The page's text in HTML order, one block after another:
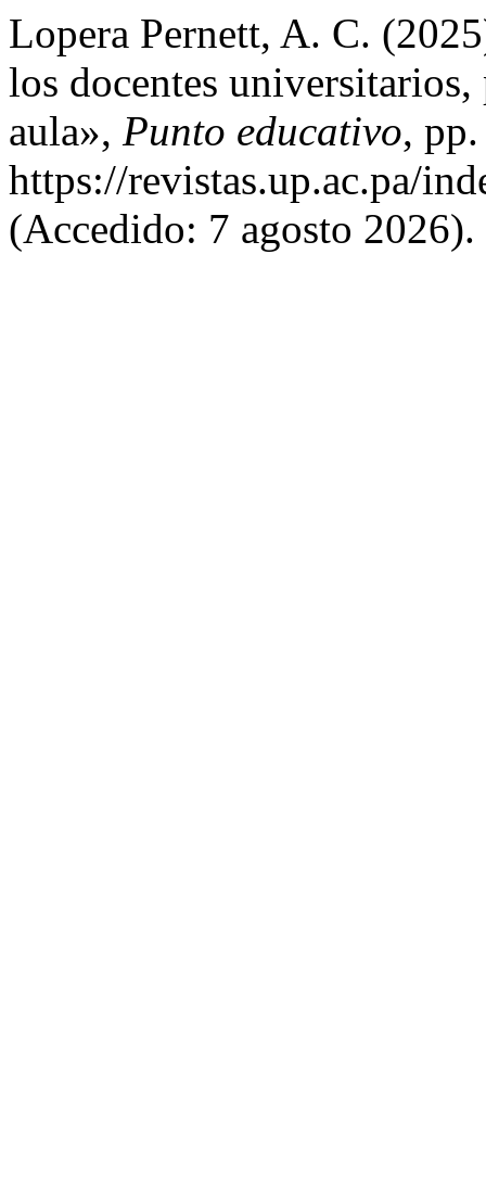
Lopera Pernett, A. C.
los docentes
aula», Punto educativo,
https://revistas.up.ac.pa/
(Accedido: 7 agosto 2026).